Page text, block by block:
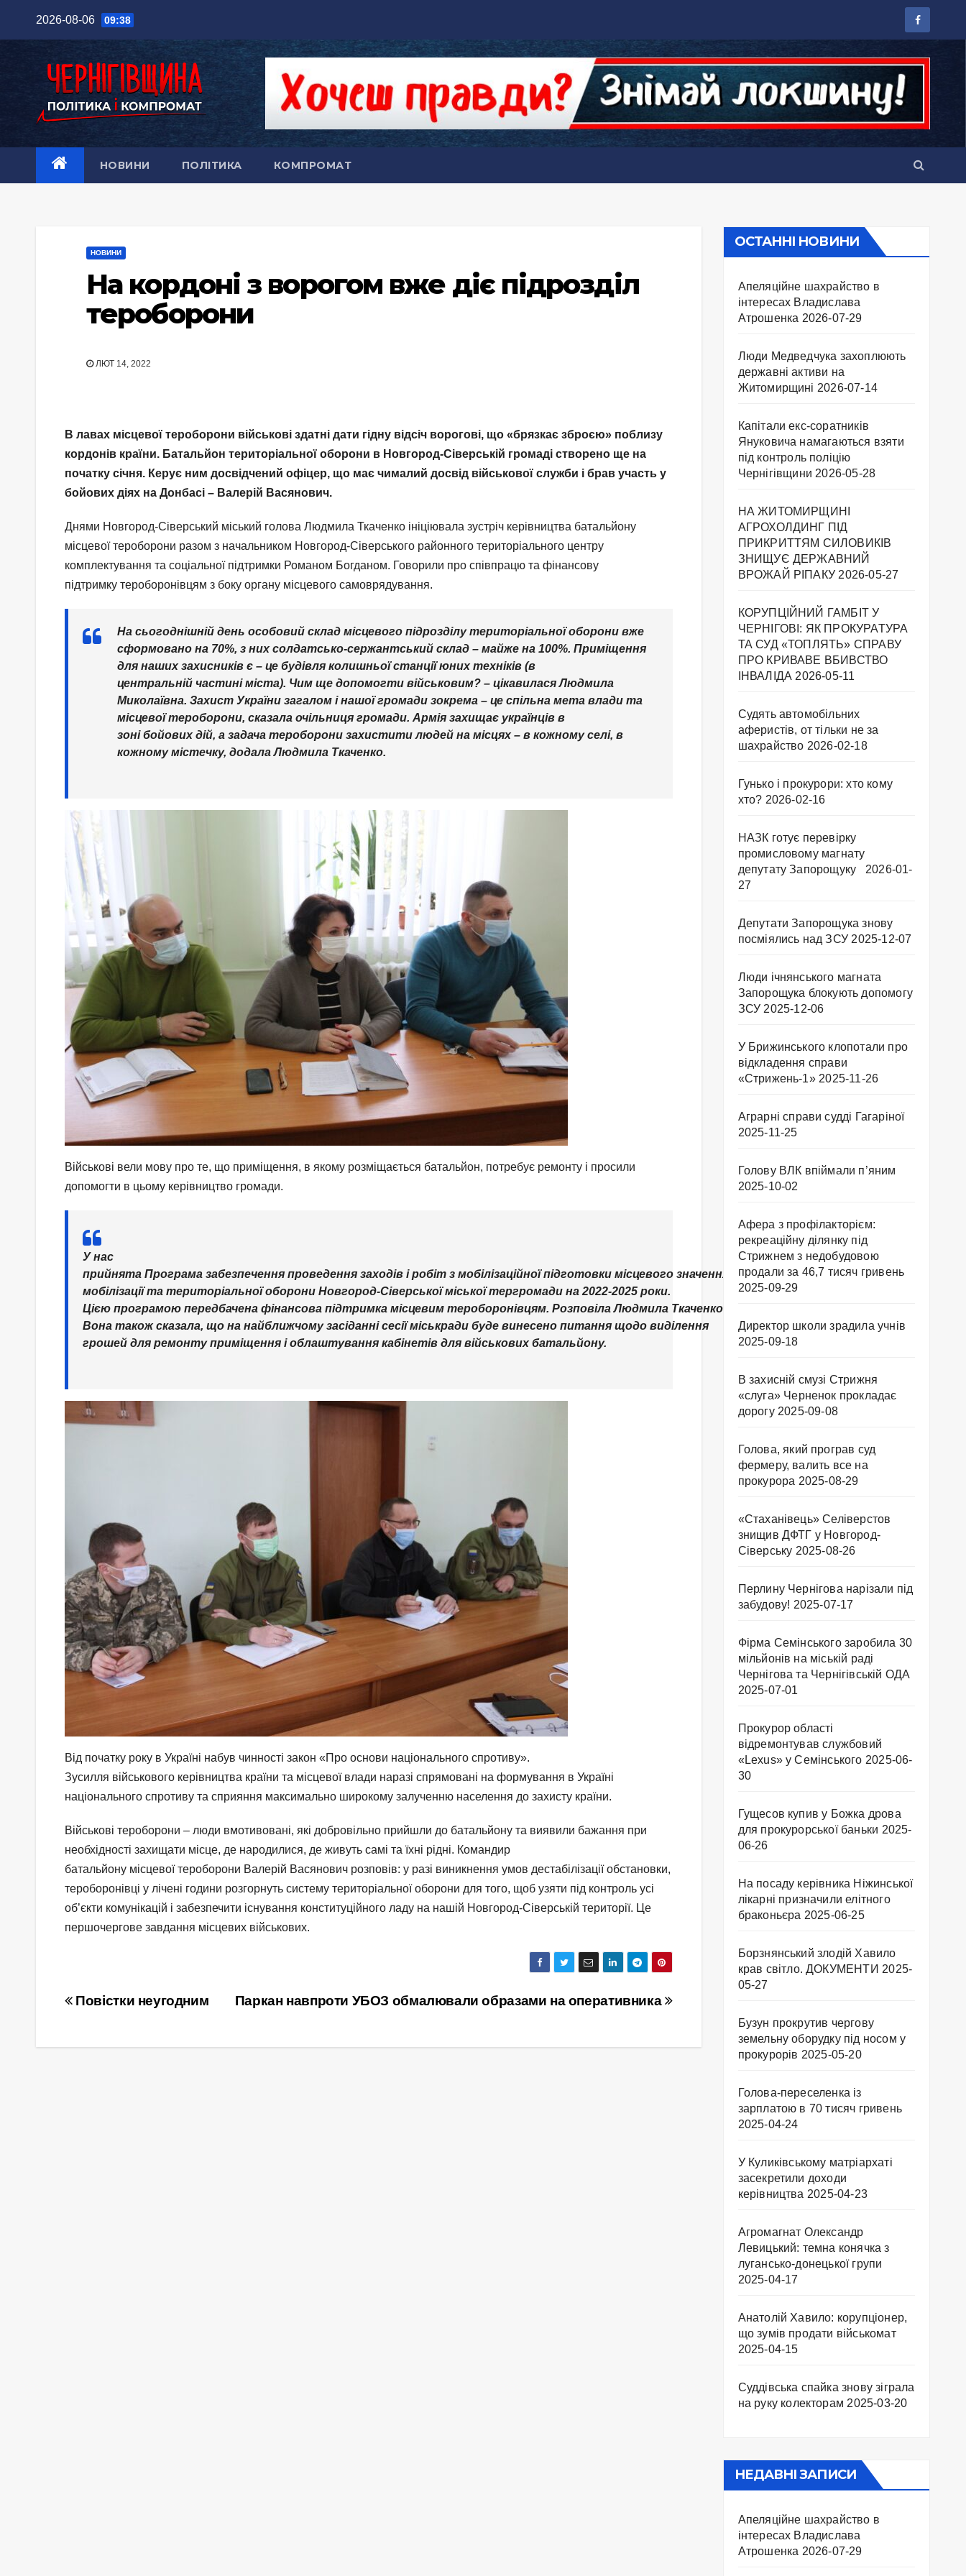
2026-08-06 09:38
НОВИНИ ПОЛІТИКА КОМПРОМАТ
НОВИНИ
На кордоні з ворогом вже діє підрозділ
тероборони
ЛЮТ 14, 2022
В лавах місцевої тероборони військові здатні дати гідну відсіч ворогові, що «брязкає зброєю» поблизу
кордонів країни. Батальйон територіальної оборони в Новгород-Сіверській громаді створено ще на
початку січня. Керує ним досвідчений офіцер, що має чималий досвід військової служби і брав участь у
бойових діях на Донбасі – Валерій Васянович.
Днями Новгород-Сіверський міський голова Людмила Ткаченко ініціювала зустріч керівництва батальйону
місцевої тероборони разом з начальником Новгород-Сіверського районного територіального центру
комплектування та соціальної підтримки Романом Богданом. Говорили про співпрацю та фінансову
підтримку тероборонівцям з боку органу місцевого самоврядування.
На сьогоднішній день особовий склад місцевого підрозділу територіальної оборони вже
сформовано на 70%, з них солдатсько-сержантський склад – майже на 100%. Приміщення
для наших захисників є – це будівля колишньої станції юних техніків (в
центральній частині міста). Чим ще допомогти військовим? – цікавилася Людмила
Миколаївна. Захист України загалом і нашої громади зокрема – це спільна мета влади та
місцевої тероборони, сказала очільниця громади. Армія захищає українців в
зоні бойових дій, а задача тероборони захистити людей на місцях – в кожному селі, в
кожному містечку, додала Людмила Ткаченко.
Військові вели мову про те, що приміщення, в якому розміщається батальйон, потребує ремонту і просили
допомогти в цьому керівництво громади.
У нас
прийнята Програма забезпечення проведення заходів і робіт з мобілізаційної підготовки місцевого значення,
мобілізації та територіальної оборони Новгород-Сіверської міської тергромади на 2022-2025 роки.
Цією програмою передбачена фінансова підтримка місцевим тероборонівцям. Розповіла Людмила Ткаченко.
Вона також сказала, що на найближчому засіданні сесії міськради буде винесено питання щодо виділення
грошей для ремонту приміщення і облаштування кабінетів для військових батальйону.
Від початку року в Україні набув чинності закон «Про основи національного спротиву».
Зусилля військового керівництва країни та місцевої влади наразі спрямовані на формування в Україні
національного спротиву та сприяння максимально широкому залученню населення до захисту країни.
Військові тероборони – люди вмотивовані, які добровільно прийшли до батальйону та виявили бажання при
необхідності захищати місце, де народилися, де живуть самі та їхні рідні. Командир
батальйону місцевої тероборони Валерій Васянович розповів: у разі виникнення умов дестабілізації обстановки,
тероборонівці у лічені години розгорнуть систему територіальної оборони для того, щоб узяти під контроль усі
об’єкти комунікацій і забезпечити існування конституційного ладу на нашій Новгород-Сіверській території. Це
першочергове завдання місцевих військових.
Навігація
Паркан навпроти УБОЗ обмалювали образами на оперативника
Повістки неугодним
ОСТАННІ НОВИНИ
Апеляційне шахрайство в
інтересах Владислава
Атрошенка 2026-07-29
Люди Медведчука захоплюють
державні активи на
Житомирщині 2026-07-14
Капітали екс-соратників
Януковича намагаються взяти
під контроль поліцію
Чернігівщини 2026-05-28
НА ЖИТОМИРЩИНІ
АГРОХОЛДИНГ ПІД
ПРИКРИТТЯМ СИЛОВИКІВ
ЗНИЩУЄ ДЕРЖАВНИЙ
ВРОЖАЙ РІПАКУ ​ 2026-05-27
КОРУПЦІЙНИЙ ГАМБІТ У
ЧЕРНІГОВІ: ЯК ПРОКУРАТУРА
ТА СУД «ТОПЛЯТЬ» СПРАВУ
ПРО КРИВАВЕ ВБИВСТВО
ІНВАЛІДА 2026-05-11
Судять автомобільних
аферистів, от тільки не за
шахрайство 2026-02-18
Гунько і прокурори: хто кому
хто? 2026-02-16
НАЗК готує перевірку
промисловому магнату
депутату Запорощуку
2026-01-
27
Депутати Запорощука знову
посміялись над ЗСУ 2025-12-07
Люди ічнянського магната
Запорощука блокують допомогу
ЗСУ 2025-12-06
У Брижинського клопотали про
відкладення справи
«Стрижень-1» 2025-11-26
Аграрні справи судді Гагаріної
2025-11-25
Голову ВЛК впіймали п’яним
2025-10-02
Афера з профілакторієм:
рекреаційну ділянку під
Стрижнем з недобудовою
продали за 46,7 тисяч гривень
2025-09-29
Директор школи зрадила учнів
2025-09-18
В захисній смузі Стрижня
«слуга» Черненок прокладає
дорогу 2025-09-08
Голова, який програв суд
фермеру, валить все на
прокурора 2025-08-29
«Стаханівець» Селіверстов
знищив ДФТГ у Новгород-
Сіверську 2025-08-26
Перлину Чернігова нарізали під
забудову! 2025-07-17
Фірма Семінського заробила 30
мільйонів на міській раді
Чернігова та Чернігівській ОДА
2025-07-01
Прокурор області
відремонтував службовий
«Lexus» у Семінського 2025-06-
30
Гущесов купив у Божка дрова
для прокурорської баньки 2025-
06-26
На посаду керівника Ніжинської
лікарні призначили елітного
браконьєра 2025-06-25
Борзнянський злодій Хавило
крав світло. ДОКУМЕНТИ 2025-
05-27
Бузун прокрутив чергову
земельну оборудку під носом у
прокурорів 2025-05-20
Голова-переселенка із
зарплатою в 70 тисяч гривень
2025-04-24
У Куликівському матріархаті
засекретили доходи
керівництва 2025-04-23
Агромагнат Олександр
Левицький: темна конячка з
лугансько-донецької групи
2025-04-17
Анатолій Хавило: корупціонер,
що зумів продати військомат
2025-04-15
Суддівська спайка знову зіграла
на руку колекторам 2025-03-20
НЕДАВНІ ЗАПИСИ
Апеляційне шахрайство в
інтересах Владислава
Атрошенка 2026-07-29